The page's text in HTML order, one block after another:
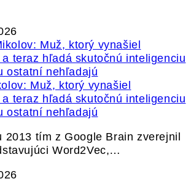
Muž, ktorý vynašiel
a teraz hľadá skutočnú inteligenciu
ostatní nehľadajú
2013 tím z Google Brain zverejnil
Word2Vec,…